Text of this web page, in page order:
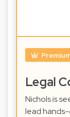
Legal
Nichols is
lead